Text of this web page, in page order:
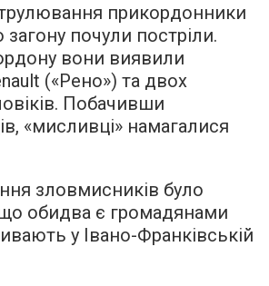
прикордонники
загону почули постріли.
вони виявили
(«Рено») та двох
Побачивши
«мисливці» намагалися
зловмисників було
обидва є громадянами
у Івано-Франківській